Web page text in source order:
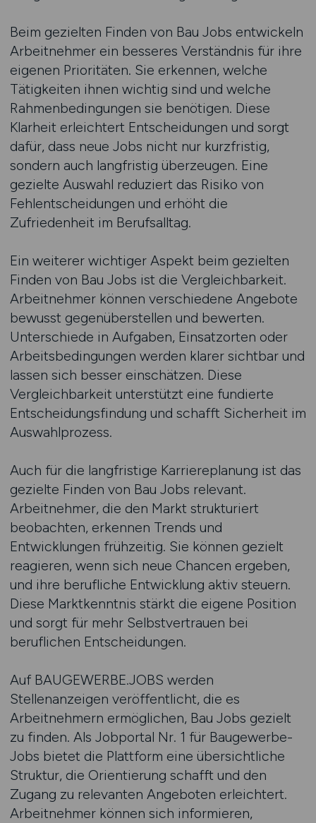
Beim gezielten Finden von Bau Jobs entwickeln
Arbeitnehmer ein besseres Verständnis für ihre
eigenen Prioritäten. Sie erkennen, welche
Tätigkeiten ihnen wichtig sind und welche
Rahmenbedingungen sie benötigen. Diese
Klarheit erleichtert Entscheidungen und sorgt
dafür, dass neue Jobs nicht nur kurzfristig,
sondern auch langfristig überzeugen. Eine
gezielte Auswahl reduziert das Risiko von
Fehlentscheidungen und erhöht die
Zufriedenheit im Berufsalltag.
Ein weiterer wichtiger Aspekt beim gezielten
Finden von Bau Jobs ist die Vergleichbarkeit.
Arbeitnehmer können verschiedene Angebote
bewusst gegenüberstellen und bewerten.
Unterschiede in Aufgaben, Einsatzorten oder
Arbeitsbedingungen werden klarer sichtbar und
lassen sich besser einschätzen. Diese
Vergleichbarkeit unterstützt eine fundierte
Entscheidungsfindung und schafft Sicherheit im
Auswahlprozess.
Auch für die langfristige Karriereplanung ist das
gezielte Finden von Bau Jobs relevant.
Arbeitnehmer, die den Markt strukturiert
beobachten, erkennen Trends und
Entwicklungen frühzeitig. Sie können gezielt
reagieren, wenn sich neue Chancen ergeben,
und ihre berufliche Entwicklung aktiv steuern.
Diese Marktkenntnis stärkt die eigene Position
und sorgt für mehr Selbstvertrauen bei
beruflichen Entscheidungen.
Auf BAUGEWERBE.JOBS werden
Stellenanzeigen veröffentlicht, die es
Arbeitnehmern ermöglichen, Bau Jobs gezielt
zu finden. Als Jobportal Nr. 1 für Baugewerbe-
Jobs bietet die Plattform eine übersichtliche
Struktur, die Orientierung schafft und den
Zugang zu relevanten Angeboten erleichtert.
Arbeitnehmer können sich informieren,